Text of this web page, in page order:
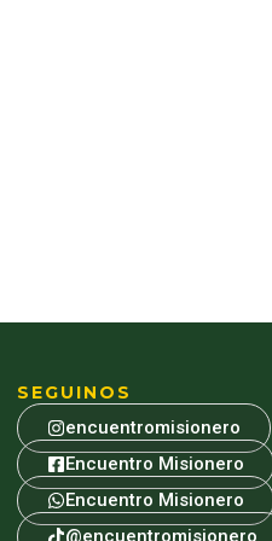
SEGUINOS
encuentromisionero
Encuentro Misionero
Encuentro Misionero
@encuentromisionero